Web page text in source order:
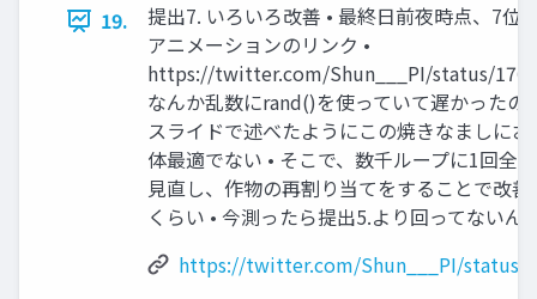
19.
提出7. いろいろ改善 • 最終日前夜時点、7位
アニメーションのリンク •
https://twitter.com/Shun___PI/status/
なんか乱数にrand()を使っていて遅かったの
スライドで述べたようにこの焼きなましに
体最適でない • そこで、数千ループに1回全
見直し、作物の再割り当てをすることで改善
くらい • 今測ったら提出5.より回ってないん
https://twitter.com/Shun___PI/status/